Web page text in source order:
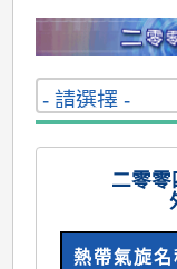
二零
熱帶氣旋名